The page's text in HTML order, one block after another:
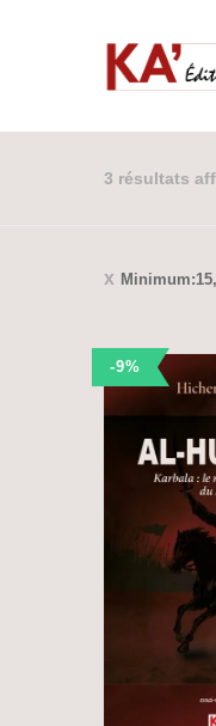
3 résultats
Minimum:
-9%